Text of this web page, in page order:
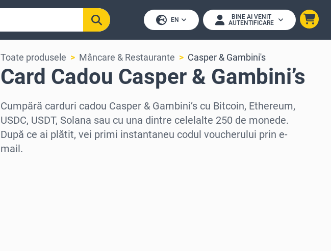
EN
BINE AI VENIT
AUTENTIFICARE
Toate produsele Mâncare & Restaurante Casper & Gambini's
Card Cadou Casper & Gambini’s
Cumpără carduri cadou Casper & Gambini’s cu Bitcoin, Ethereum,
USDC, USDT, Solana sau cu una dintre celelalte 250 de monede.
După ce ai plătit, vei primi instantaneu codul voucherului prin e-
mail.